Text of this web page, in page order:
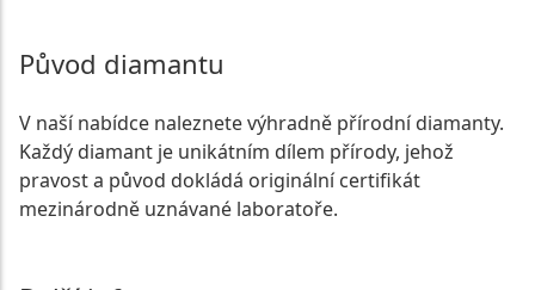
Původ diamantu
V naší nabídce naleznete výhradně přírodní diamanty.
Každý diamant je unikátním dílem přírody, jehož
pravost a původ dokládá originální certifikát
mezinárodně uznávané laboratoře.